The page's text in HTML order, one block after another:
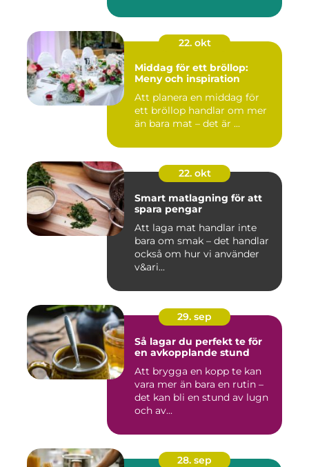
22. okt
Middag för ett bröllop:
Meny och inspiration
Att planera en middag för
ett bröllop handlar om mer
än bara mat – det är ...
22. okt
Smart matlagning för att
spara pengar
Att laga mat handlar inte
bara om smak – det handlar
också om hur vi använder
v&ari...
29. sep
Så lagar du perfekt te för
en avkopplande stund
Att brygga en kopp te kan
vara mer än bara en rutin –
det kan bli en stund av lugn
och av...
28. sep